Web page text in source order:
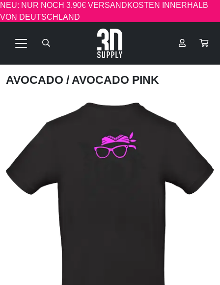
NEU: NUR NOCH 3.90€ VERSANDKOSTEN INNERHALB
VON DEUTSCHLAND
AVOCADO / AVOCADO PINK